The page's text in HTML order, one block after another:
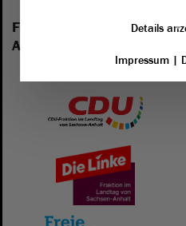
Folgende Fraktionen sind
Anhalt vertreten:
Details
Impressum|